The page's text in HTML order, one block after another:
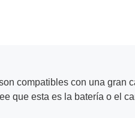
compatibles con una gran
que esta es la batería o el